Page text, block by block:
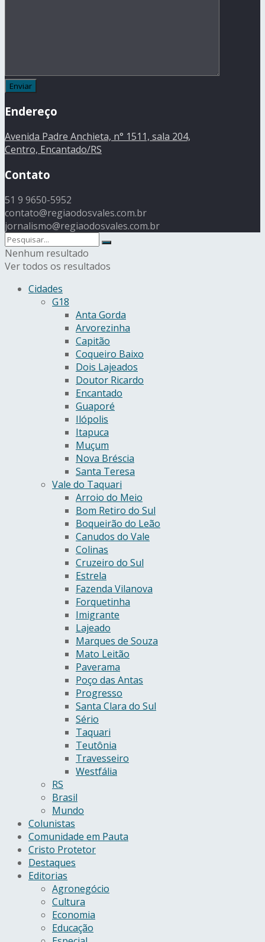
Endereço
Avenida Padre Anchieta, n° 1511, sala 204,
Centro, Encantado/RS
Contato
51 9 9650-5952
contato@regiaodosvales.com.br
jornalismo@regiaodosvales.com.br
Nenhum resultado
Ver todos os resultados
Cidades
G18
Anta Gorda
Arvorezinha
Capitão
Coqueiro Baixo
Dois Lajeados
Doutor Ricardo
Encantado
Guaporé
Ilópolis
Itapuca
Muçum
Nova Bréscia
Santa Teresa
Vale do Taquari
Arroio do Meio
Bom Retiro do Sul
Boqueirão do Leão
Canudos do Vale
Colinas
Cruzeiro do Sul
Estrela
Fazenda Vilanova
Forquetinha
Imigrante
Lajeado
Marques de Souza
Mato Leitão
Paverama
Poço das Antas
Progresso
Santa Clara do Sul
Sério
Taquari
Teutônia
Travesseiro
Westfália
RS
Brasil
Mundo
Colunistas
Comunidade em Pauta
Cristo Protetor
Destaques
Editorias
Agronegócio
Cultura
Economia
Educação